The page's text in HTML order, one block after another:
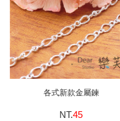
各式新款金屬鍊
NT.45